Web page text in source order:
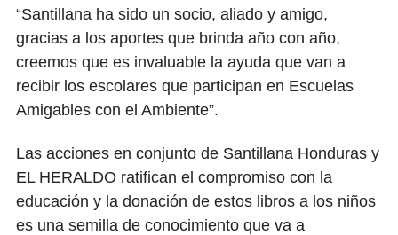
“Santillana ha sido un socio, aliado y amigo,
gracias a los aportes que brinda año con año,
creemos que es invaluable la ayuda que van a
recibir los escolares que participan en Escuelas
Amigables con el Ambiente”.
Las acciones en conjunto de Santillana Honduras y
EL HERALDO ratifican el compromiso con la
educación y la donación de estos libros a los niños
es una semilla de conocimiento que va a